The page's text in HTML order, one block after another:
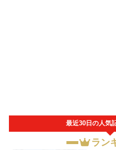
最近30日の人気
ラン